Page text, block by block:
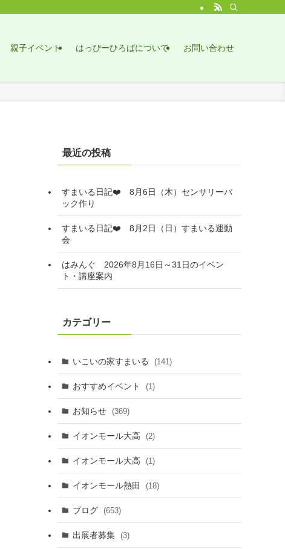
親子イベント はっぴーひろばについて お問い合わせ
最近の投稿
すまいる日記❤️ 8月6日（木）センサリーバ
ック作り
すまいる日記❤️ 8月2日（日）すまいる運動
会
はみんぐ 2026年8月16日～31日のイベン
ト・講座案内
カテゴリー
いこいの家すまいる (141)
おすすめイベント (1)
お知らせ (369)
イオンモール大高 (2)
イオンモール大高 (1)
イオンモール熱田 (18)
ブログ (653)
出展者募集 (3)